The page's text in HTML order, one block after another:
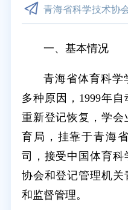
青海省科学技术协
一、基本情况
青海省体育科学
多种原因，1999年
重新登记恢复，学
育局，挂靠于青海
司，接受中国体育
协会和登记管理机关
和监督管理。